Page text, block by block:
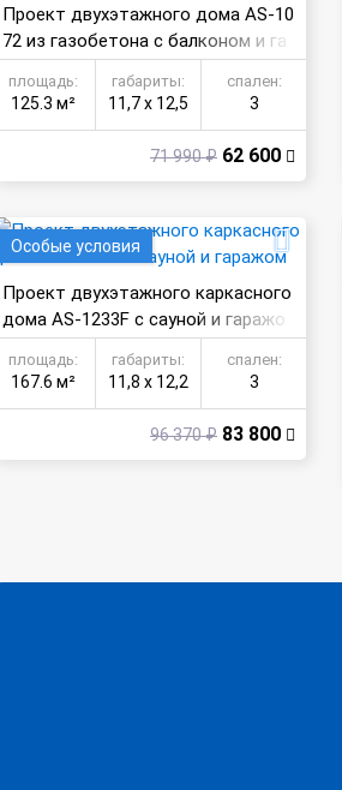
Проект двухэтажного дома AS-10
72 из газобетона с балконом и га
ражом
площадь:
125.3 м²
габариты:
11,7 х 12,5
спален:
3
71 990 ₽ 62 600
Особые условия
Проект двухэтажного каркасного
дома AS-1233F с сауной и гаражо
м
площадь:
167.6 м²
габариты:
11,8 х 12,2
спален:
3
96 370 ₽ 83 800